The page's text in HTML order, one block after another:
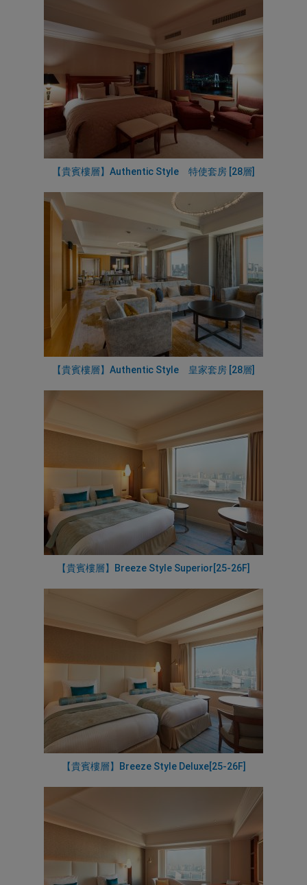
【貴賓樓層】Authentic Style 特使套房 [28層]
【貴賓樓層】Authentic Style 皇家套房 [28層]
【貴賓樓層】Breeze Style Superior[25-26F]
【貴賓樓層】Breeze Style Deluxe[25-26F]